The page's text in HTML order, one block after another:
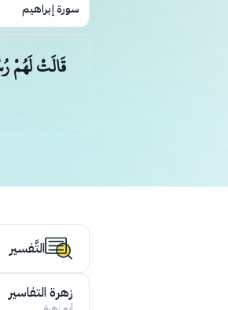
سورة إبراهيم
قَالَتْ لَهُمْ
التَّفسير
زهرة التفاسير